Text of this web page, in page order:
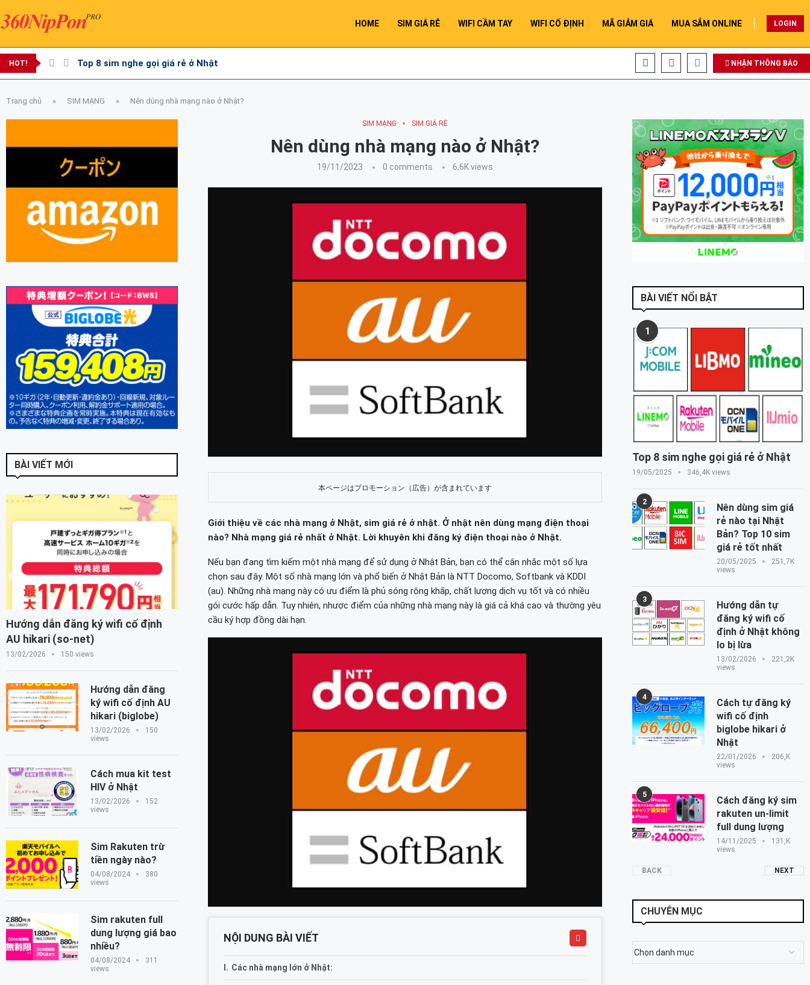
HOME SIM GIÁ RẺ WIFI CẦM TAY WIFI CỐ ĐỊNH MÃ GIẢM GIÁ MUA SẮM ONLINE LOGIN
HOT! Top 8 sim nghe gọi giá rẻ ở Nhật NHẬN THÔNG BÁO
Trang chủ » SIM MẠNG » Nên dùng nhà mạng nào ở Nhật?
SIM MẠNG SIM GIÁ RẺ
Nên dùng nhà mạng nào ở Nhật?
19/11/2023 0 comments 6,6Kviews
本ページはプロモーション（広告）が含まれています
Giới thiệu về các nhà mạng ở Nhật, sim giá rẻ ở nhật. Ở nhật nên dùng mạng điện thoại
nào? Nhà mạng giá rẻ nhất ở Nhật. Lời khuyên khi đăng ký điện thoại nào ở Nhật.
Nếu bạn đang tìm kiếm một nhà mạng để sử dụng ở Nhật Bản, bạn có thể cân nhắc một số lựa
chọn sau đây. Một số nhà mạng lớn và phổ biến ở Nhật Bản là NTT Docomo, Softbank và KDDI
(au). Những nhà mạng này có ưu điểm là phủ sóng rộng khắp, chất lượng dịch vụ tốt và có nhiều
gói cước hấp dẫn. Tuy nhiên, nhược điểm của những nhà mạng này là giá cả khá cao và thường yêu
cầu ký hợp đồng dài hạn.
NỘI DUNG BÀI VIẾT
Các nhà mạng lớn ở Nhật:
BÀI VIẾT NỔI BẬT
1
Top 8 sim nghe gọi giá rẻ ở Nhật
19/05/2025 346,4K views
2
Nên dùng sim giá
rẻ nào tại Nhật
Bản? Top 10 sim
giá rẻ tốt nhất
20/05/2025
251,7K
views
3
Hướng dẫn tự
đăng ký wifi cố
định ở Nhật không
lo bị lừa
13/02/2026
221,2K
views
4
Cách tự đăng ký
wifi cố định
biglobe hikari ở
Nhật
22/01/2026
206,K
views
5
Cách đăng ký sim
rakuten un-limit
full dung lượng
14/11/2025
131,K
views
BACK NEXT
CHUYÊN MỤC
BÀI VIẾT MỚI
Hướng dẫn đăng ký wifi cố định
AU hikari (so-net)
13/02/2026 150 views
Hướng dẫn đăng
ký wifi cố định AU
hikari (biglobe)
13/02/2026
150
views
Cách mua kit test
HIV ở Nhật
13/02/2026
152
views
Sim Rakuten trừ
tiền ngày nào?
04/08/2024
380
views
Sim rakuten full
dung lượng giá bao
nhiều?
04/08/2024
311
views